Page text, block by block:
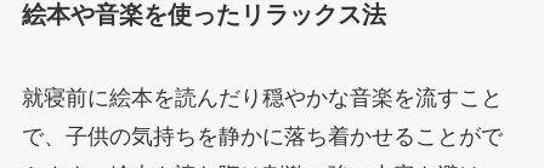
絵本や音楽を使ったリラックス法
就寝前に絵本を読んだり穏やかな音楽を流すこと
で、子供の気持ちを静かに落ち着かせることがで